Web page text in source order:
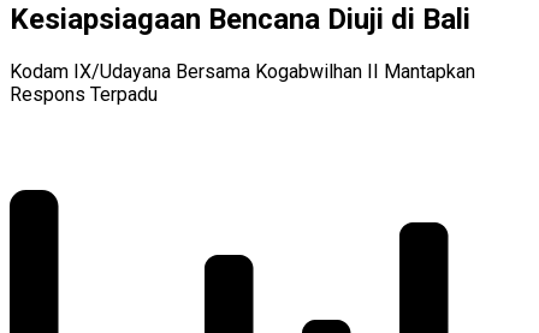
Kesiapsiagaan Bencana Diuji di Bali
Kodam IX/Udayana Bersama Kogabwilhan II Mantapkan
Respons Terpadu